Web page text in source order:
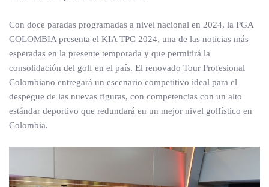
Con doce paradas programadas a nivel nacional en 2024, la PGA
COLOMBIA presenta el KIA TPC 2024, una de las noticias más
esperadas en la presente temporada y que permitirá la
consolidación del golf en el país. El renovado Tour Profesional
Colombiano entregará un escenario competitivo ideal para el
despegue de las nuevas figuras, con competencias con un alto
estándar deportivo que redundará en un mejor nivel golfístico en
Colombia.